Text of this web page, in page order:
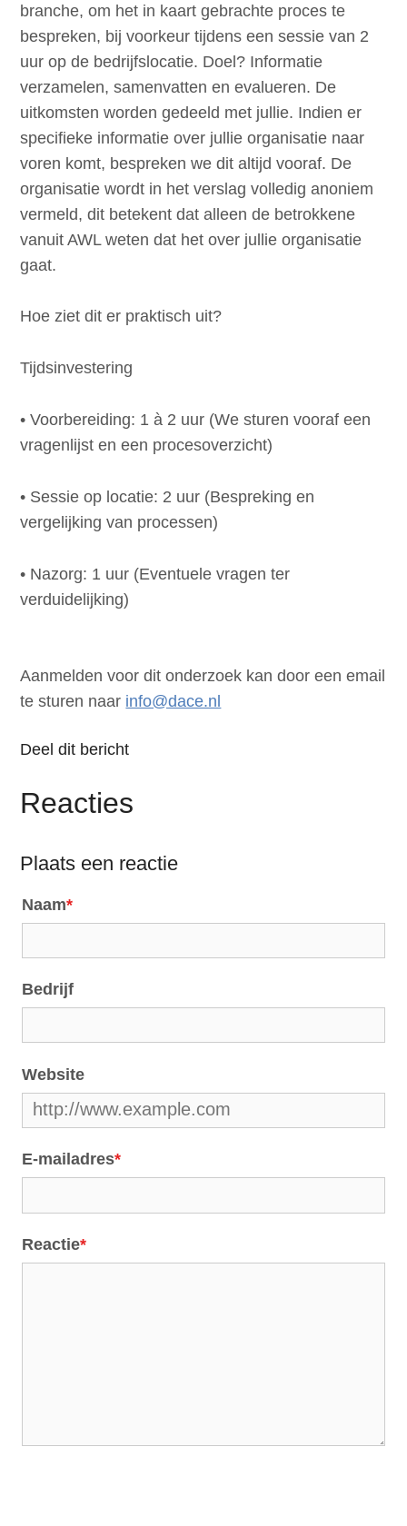
branche, om het in kaart gebrachte proces te
bespreken, bij voorkeur tijdens een sessie van 2
uur op de bedrijfslocatie. Doel? Informatie
verzamelen, samenvatten en evalueren. De
uitkomsten worden gedeeld met jullie. Indien er
specifieke informatie over jullie organisatie naar
voren komt, bespreken we dit altijd vooraf. De
organisatie wordt in het verslag volledig anoniem
vermeld, dit betekent dat alleen de betrokkene
vanuit AWL weten dat het over jullie organisatie
gaat.
Hoe ziet dit er praktisch uit?
Tijdsinvestering
•Voorbereiding: 1 à 2 uur (We sturen vooraf een
vragenlijst en een procesoverzicht)
• Sessie op locatie: 2 uur (Bespreking en
vergelijking van processen)
• Nazorg: 1 uur (Eventuele vragen ter
verduidelijking)
Aanmelden voor dit onderzoek kan door een email
te sturen naar info@dace.nl
Deel dit bericht
Reacties
Plaats een reactie
Naam*
Bedrijf
Website
E-mailadres*
Reactie*